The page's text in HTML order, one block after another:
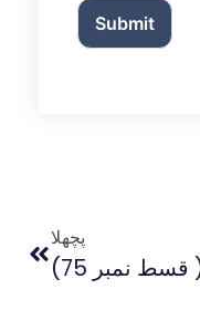
Submit
پچھلا